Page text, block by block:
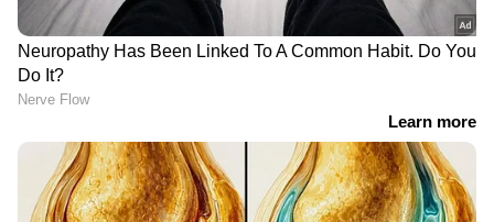
RECOMMENDED STORIES